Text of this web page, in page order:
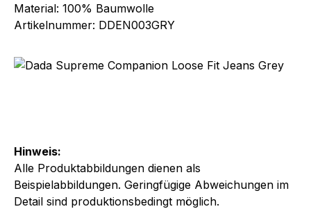
Hinweis:
Alle Produktabbildungen dienen als
Beispielabbildungen. Geringfügige Abweichungen im
Detail sind produktionsbedingt möglich.
Material: 100% Baumwolle
Artikelnummer: DDEN003GRY